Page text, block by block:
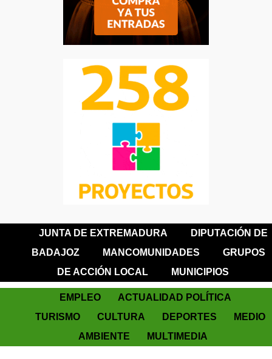
JUNTA DE EXTREMADURA
DIPUTACIÓN DE
BADAJOZ
MANCOMUNIDADES
GRUPOS
DE ACCIÓN LOCAL
MUNICIPIOS
EMPLEO
ACTUALIDAD POLÍTICA
TURISMO
CULTURA DEPORTES
MEDIO
AMBIENTE
MULTIMEDIA